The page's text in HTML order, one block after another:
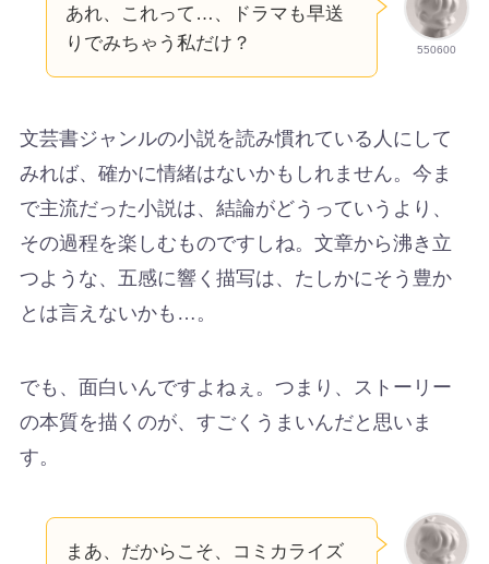
550600
あれ、これって…、ドラマも早送
りでみちゃう私だけ？
文芸書ジャンルの小説を読み慣れている人にして
みれば、確かに情緒はないかもしれません。今ま
で主流だった小説は、結論がどうっていうより、
その過程を楽しむものですしね。文章から沸き立
つような、五感に響く描写は、たしかにそう豊か
とは言えないかも…。
でも、面白いんですよねぇ。つまり、ストーリー
の本質を描くのが、すごくうまいんだと思いま
す。
まあ、だからこそ、コミカライズ